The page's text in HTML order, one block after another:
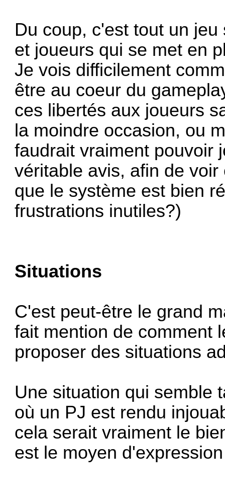
Du coup, c'est tout un
et joueurs qui se met en
Je vois difficilement
être au coeur du
ces libertés aux joueurs
la moindre occasion, ou
faudrait vraiment pouvoir
véritable avis, afin de
que le système est bien
frustrations inutiles?)
Situations
C'est peut-être le grand
fait mention de comment
proposer des situations
Une situation qui semble
où un PJ est rendu
cela serait vraiment le
est le moyen